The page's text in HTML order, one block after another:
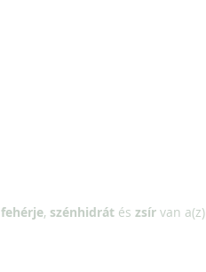
fehérje, szénhidrát és zsír van a(z)